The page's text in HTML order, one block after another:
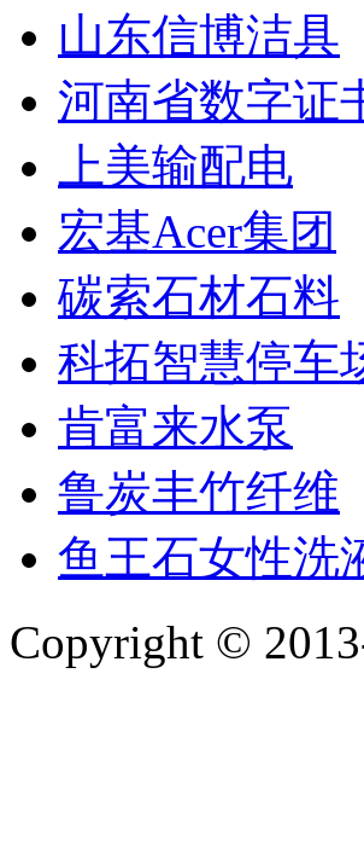
山东信博洁具
河南省数字证
上美输配电
宏基Acer集团
碳索石材石料
科拓智慧停车
肯富来水泵
鲁炭丰竹纤维
鱼王石女性洗
Copyright ©